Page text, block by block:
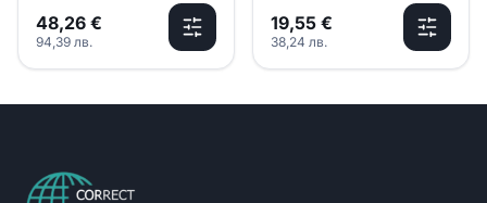
48,26 €
94,39 лв.
19,55 €
38,24 лв.